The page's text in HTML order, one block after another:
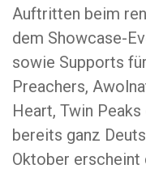
Auftritten beim
dem Showcase-
sowie Supports
Preachers,
Heart, Twin
bereits ganz
Oktober erscheint